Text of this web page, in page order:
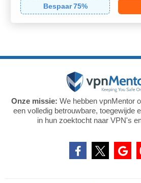
Bespaar 75%
Onze missie: We hebben vpnMentor
een volledig betrouwbare, toegewijde
in hun zoektocht naar VPN's